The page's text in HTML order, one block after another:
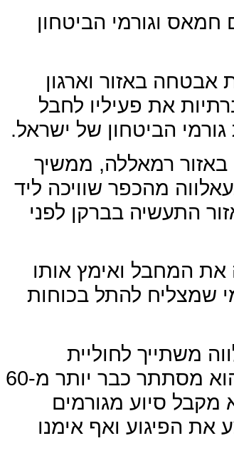
וגורמי הביטחון
אבטחה באזור וארגון
את פעיליו לחבל
הביטחון של ישראל.
באזור רמאללה, ממשיך
מהכפר שוויכה ליד
התעשיה בברקן לפני
המחבל ואימץ אותו
שמצליח להתל בכוחות
משתייך לחוליית
מחבלים הפועלת בשומרון, העובדה שהוא מסתתר כבר יותר מ-60
מקבל סיוע מגורמים
את הפיגוע ואף אימנו